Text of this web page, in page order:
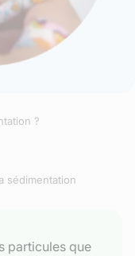
?
sédimentation
particules que